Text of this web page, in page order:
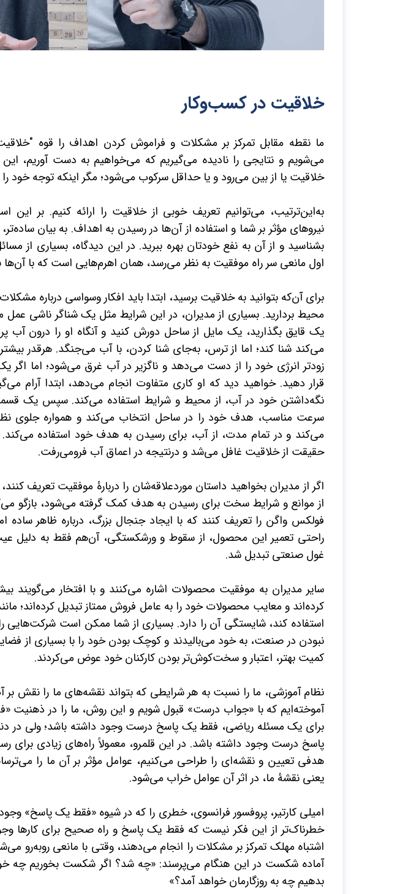
خلاقیت در کسب‌وکار
ما نقطه مقابل تمرکز بر مشکلات و فراموش کردن اهداف را قوه
می‌شویم و نتایجی را نادیده می‌گیریم که می‌خواهیم به دست آوریم، این
خلاقیت یا از بین می‌رود و یا حداقل سرکوب می‌شود؛ مگر اینکه توجه خود
به‌این‌ترتیب، می‌توانیم تعریف خوبی از خلاقیت را ارائه کنیم. بر
نیروهای مؤثر بر شما و استفاده از آن‌ها در رسیدن به اهداف. به بیان
بشناسید و از آن به نفع خودتان بهره ببرید. در این دیدگاه، بسیاری از
اول مانعی سر راه موفقیت به نظر می‌رسد، همان اهرم‌هایی است که با
برای آن‌که بتوانید به خلاقیت برسید، ابتدا باید افکار وسواسی درباره
محیط بردارید. بسیاری از مدیران، در این شرایط مثل یک شناگر ناشی عمل
یک قایق بگذارید، یک مایل از ساحل دورش کنید و آنگاه او را درون آب
می‌کند شنا کند؛ اما از ترس، به‌جای شنا کردن، با آب می‌جنگد. هرقدر
زودتر انرژی خود را از دست می‌دهد و ناگزیر در آب غرق می‌شود؛ اما اگر
قرار دهید. خواهید دید که او کاری متفاوت انجام می‌دهد، ابتدا آرام
نگه‌داشتن خود در آب، از محیط و شرایط استفاده می‌کند. سپس یک
سرعت مناسب، هدف خود را در ساحل انتخاب می‌کند و همواره جلوی
می‌کند و در تمام مدت، از آب، برای رسیدن به هدف خود استفاده
حقیقت از خلاقیت غافل می‌شد و درنتیجه در اعماق آب فرومی‌رفت.
اگر از مدیران بخواهید داستان موردعلاقه‌شان را دربارۀ موفقیت تعریف
از موانع و شرایط سخت برای رسیدن به هدف کمک گرفته می‌شود، بازگو
فولکس واگن را تعریف کنند که با ایجاد جنجال بزرگ، درباره ظاهر ساده
راحتی تعمیر این محصول، از سقوط و ورشکستگی، آن‌هم فقط به دلیل
غول صنعتی تبدیل شد.
سایر مدیران به موفقیت محصولات اشاره می‌کنند و با افتخار می‌گویند
کرده‌اند و معایب محصولات خود را به عامل فروش ممتاز تبدیل کرده‌اند؛
استفاده کند، شایستگی آن را دارد. بسیاری از شما ممکن است شرکت‌هایی
نبودن در صنعت، به خود می‌بالیدند و کوچک بودن خود را با بسیاری از
کمیت بهتر، اعتبار و سخت‌کوش‌تر بودن کارکنان خود عوض می‌کردند.
نظام آموزشی، ما را نسبت به هر شرایطی که بتواند نقشه‌های ما را نقش
آموخته‌ایم که با «جواب درست» قبول شویم و این روش، ما را در ذهنیت
برای یک مسئله ریاضی، فقط یک پاسخ درست وجود داشته باشد؛ ولی در
پاسخ درست وجود داشته باشد. در این قلمرو، معمولاً راه‌های زیادی
هدفی تعیین و نقشه‌ای را طراحی می‌کنیم، عوامل مؤثر بر آن ما را
یعنی نقشۀ ما، در اثر آن عوامل خراب می‌شود.
امیلی کارتیر، پروفسور فرانسوی، خطری را که در شیوه «فقط یک پاسخ»
خطرناک‌تر از این فکر نیست که فقط یک پاسخ و راه صحیح برای کارها
اشتباه مهلک تمرکز بر مشکلات را انجام می‌دهند، وقتی با مانعی روبه‌رو
آماده شکست در این هنگام می‌پرسند: «چه شد؟ اگر شکست بخوریم چه
بدهیم چه به روزگارمان خواهد آمد؟»